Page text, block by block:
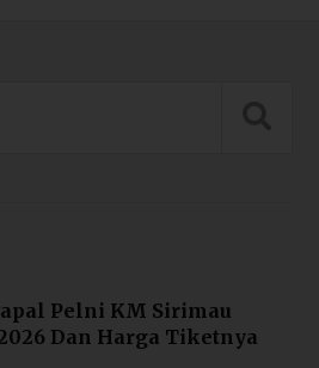
Pelni KM Sirimau
Dan Harga Tiketnya